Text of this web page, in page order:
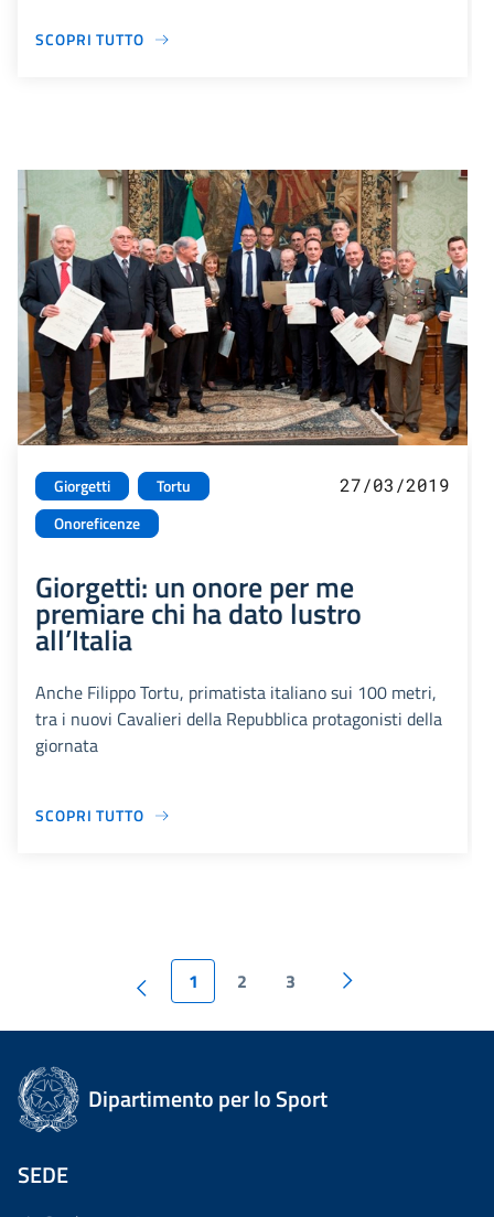
SCOPRI TUTTO
Giorgetti
Tortu
Onoreficenze
27/03/2019
Giorgetti: un onore per me
premiare chi ha dato lustro
all’Italia
Anche Filippo Tortu, primatista italiano sui 100 metri,
tra i nuovi Cavalieri della Repubblica protagonisti della
giornata
SCOPRI TUTTO
1 2 3
Dipartimento per lo Sport
SEDE